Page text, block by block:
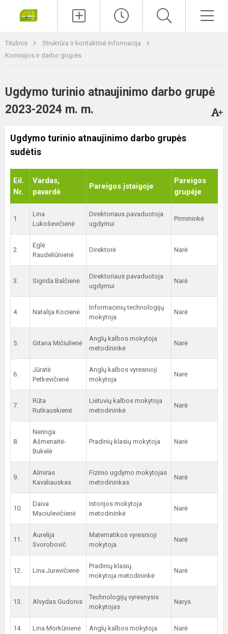
Titulinis
Struktūra ir kontaktinė informacija
Komisijos ir darbo grupės
Ugdymo turinio atnaujinimo darbo grupė
2023-2024 m. m.
Ugdymo turinio atnaujinimo darbo grupės
sudėtis
Eil.
Nr.
Vardas,
pavardė
Pareigos įstaigoje
Pareigos
grupėje
1.
Lina
Lukoševičienė
Direktoriaus pavaduotoja
ugdymui
Pirmininkė
2.
Eglė
Raudeliūnienė
Direktorė Narė
3. Sigrida Balčienė
Direktoriaus pavaduotoja
ugdymui
Narė
4. Natalija Kocienė
Informacinių technologijų
mokytoja
Narė
5. Gitana Mičiulienė
Anglų kalbos mokytoja
metodininkė
Narė
6.
Jūratė
Petkevičienė
Anglų kalbos vyresnioji
mokytoja
Narė
7.
Rūta
Rutkauskienė
Lietuvių kalbos mokytoja
metodininkė
Narė
8.
Neringa
Ašmenaitė-
Bukelė
Pradinių klasių mokytoja Narė
9.
Almiras
Kavaliauskas
Fizinio ugdymo mokytojas
metodininkas
Narė
10.
Daiva
Maciulevičienė
Istorijos mokytoja
metodininkė
Narė
11.
Aurelija
Svorobovič
Matematikos vyresnioji
mokytoja
Narė
12. Lina Jurevičienė
Pradinių klasių
mokytoja metodininkė
Narė
13. Alvydas Gudonis
Technologijų vyresnysis
mokytojas
Narys
14. Lina Morkūnienė Anglų kalbos mokytoja Narė